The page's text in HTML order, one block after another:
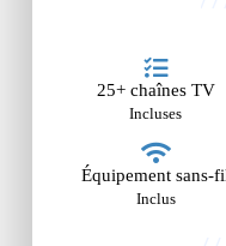
25+ chaînes TV
Incluses
Équipement sans-
Inclus